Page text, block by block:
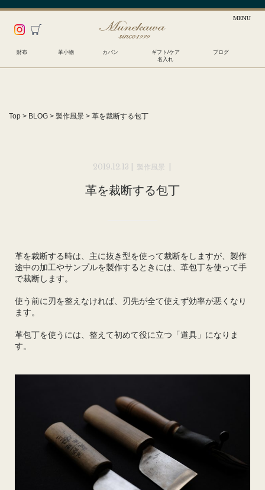
財布 革小物 カバン
ギフト/ケア
名入れ
ブログ
Top > BLOG > 製作風景 > 革を裁断する包丁
2019.12.13 | 製作風景
革を裁断する包丁
革を裁断する時は、主に抜き型を使って裁断をしますが、製作
途中の加工やサンプルを製作するときには、革包丁を使って手
で裁断します。
使う前に刃を整えなければ、刃先が全て使えず効率が悪くなり
ます。
革包丁を使うには、整えて初めて役に立つ「道具」になりま
す。